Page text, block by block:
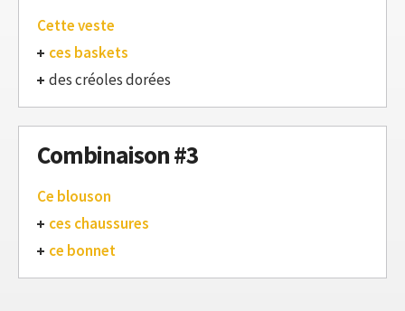
Cette veste
ces baskets
des créoles dorées
Combinaison #3
Ce blouson
ces chaussures
ce bonnet